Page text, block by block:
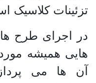
تزئینات کلاسیک
در اجرای طرح
هایی همیشه
آن ها می